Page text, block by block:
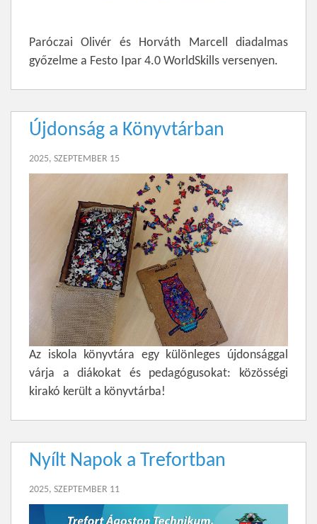
Paróczai Olivér és Horváth Marcell diadalmas
győzelme a Festo Ipar 4.0 WorldSkills versenyen.
Újdonság a Könyvtárban
2025, SZEPTEMBER 15
Az iskola könyvtára egy különleges újdonsággal
várja a diákokat és pedagógusokat: közösségi
kirakó került a könyvtárba!
Nyílt Napok a Trefortban
2025, SZEPTEMBER 11